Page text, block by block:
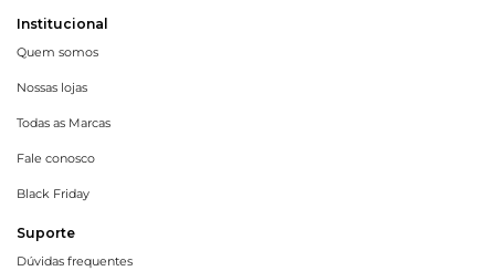
Institucional
Quem somos
Nossas lojas
Todas as Marcas
Fale conosco
Black Friday
Suporte
Dúvidas frequentes